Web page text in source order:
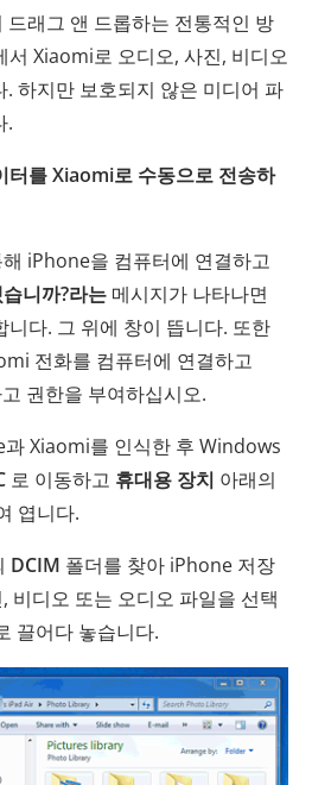
래그 앤 드롭하는 전통적인 방
Xiaomi로 오디오, 사진, 비디오
하지만 보호되지 않은 미디어 파
.
터를 Xiaomi로 수동으로 전송하
iPhone을 컴퓨터에 연결하고
니까?라는 메시지가 나타나면
니다. 그 위에 창이 뜹니다. 또한
전화를 컴퓨터에 연결하고
권한을 부여하십시오.
Xiaomi를 인식한 후 Windows
로 이동하고 휴대용 장치 아래의
엽니다.
DCIM 폴더를 찾아 iPhone 저장
비디오 또는 오디오 파일을 선택
끌어다 놓습니다.